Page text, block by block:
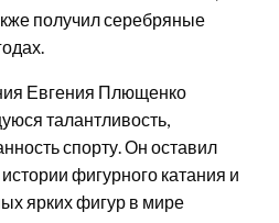
получил серебряные
Евгения Плющенко
талантливость,
спорту. Он оставил
фигурного катания и
ярких фигур в мире